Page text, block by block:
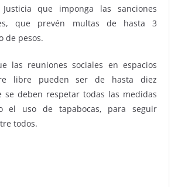
que imponga las sanciones
que prevén multas de hasta 3
de pesos.
las reuniones sociales en espacios
libre pueden ser de hasta diez
se deben respetar todas las medidas
el uso de tapabocas, para seguir
todos.